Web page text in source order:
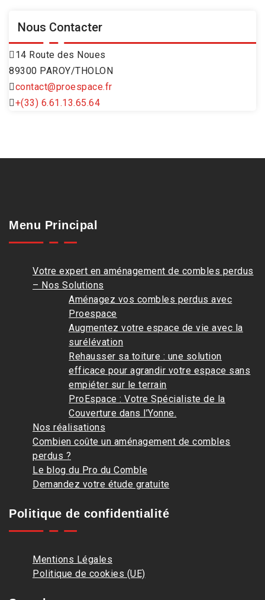
Nous Contacter
14 Route des Noues
89300 PAROY/THOLON
contact@proespace.fr
+(33) 6.61.13.65.64
Menu Principal
Votre expert en aménagement de combles perdus
– Nos Solutions
Aménagez vos combles perdus avec
Proespace
Augmentez votre espace de vie avec la
surélévation
Rehausser sa toiture : une solution
efficace pour agrandir votre espace sans
empiéter sur le terrain
ProEspace : Votre Spécialiste de la
Couverture dans l’Yonne.
Nos réalisations
Combien coûte un aménagement de combles
perdus ?
Le blog du Pro du Comble
Demandez votre étude gratuite
Politique de confidentialité
Mentions Légales
Politique de cookies (UE)